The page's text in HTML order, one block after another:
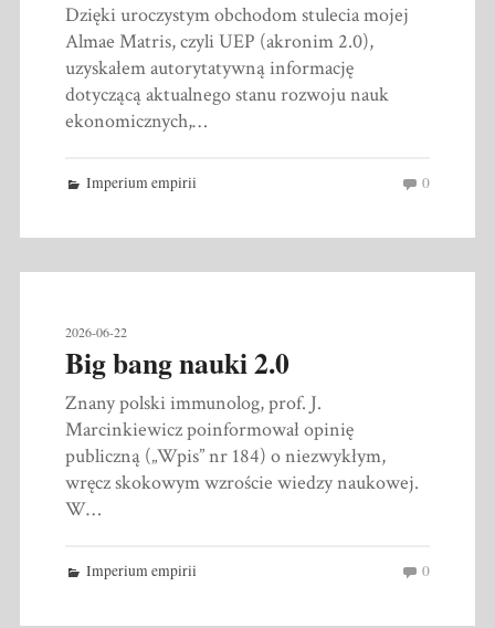
Dzięki uroczystym obchodom stulecia mojej
Almae Matris, czyli UEP (akronim 2.0),
uzyskałem autorytatywną informację
dotyczącą aktualnego stanu rozwoju nauk
ekonomicznych,…
Imperium empirii 0
2026-06-22
Big bang nauki 2.0
Znany polski immunolog, prof. J.
Marcinkiewicz poinformował opinię
publiczną („Wpis” nr 184) o niezwykłym,
wręcz skokowym wzroście wiedzy naukowej.
W…
Imperium empirii 0